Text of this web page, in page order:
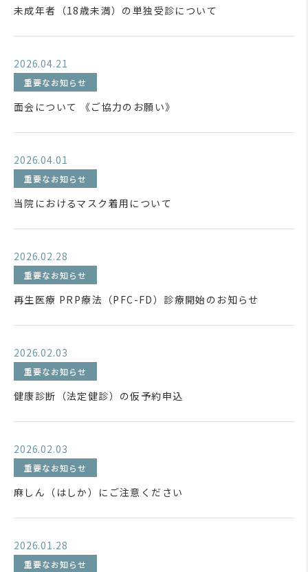
未成年者（18歳未満）の単独受診について
2026.04.21
重要なお知らせ
面会について 《ご協力のお願い》
2026.04.01
重要なお知らせ
当院におけるマスク着用について
2026.02.28
重要なお知らせ
再生医療 PRP療法（PFC-FD）診療開始のお知らせ
2026.02.03
重要なお知らせ
健康診断（法定健診）の仮予約申込
2026.02.03
重要なお知らせ
麻しん（はしか）にご注意ください
2026.01.28
重要なお知らせ